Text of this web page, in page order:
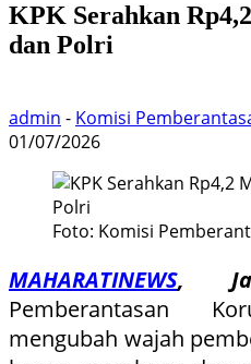
KPK Serahkan
dan Polri
admin - Komisi
01/07/2026
Foto: Komisi
MAHARATINEWS,
Pemberantasan
mengubah wajah